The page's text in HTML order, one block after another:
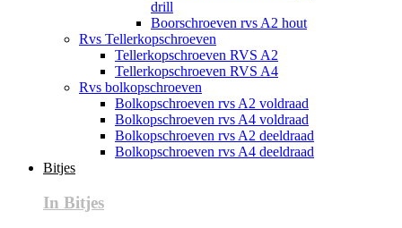
drill
Boorschroeven rvs A2 hout
Rvs Tellerkopschroeven
Tellerkopschroeven RVS A2
Tellerkopschroeven RVS A4
Rvs bolkopschroeven
Bolkopschroeven rvs A2 voldraad
Bolkopschroeven rvs A4 voldraad
Bolkopschroeven rvs A2 deeldraad
Bolkopschroeven rvs A4 deeldraad
Bitjes
In Bitjes